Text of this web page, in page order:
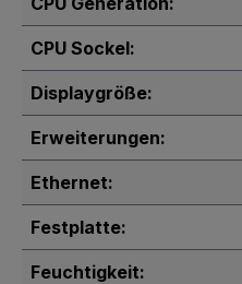
CPU Sockel:
Displaygröße:
Erweiterungen:
Ethernet:
Festplatte:
Feuchtigkeit: